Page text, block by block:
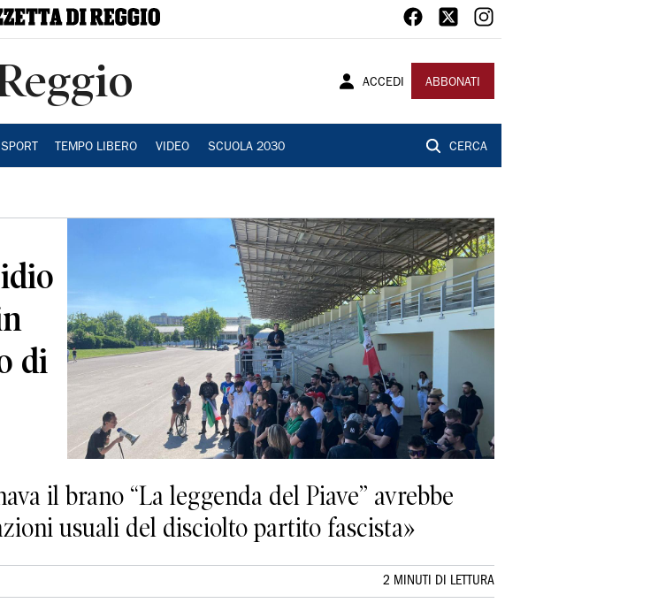
ACCEDI ABBONATI
SPORT TEMPO LIBERO VIDEO SCUOLA 2030 CERCA
di
il brano “La leggenda del Piave” avrebbe
usuali del disciolto partito fascista»
2 MINUTI DI LETTURA